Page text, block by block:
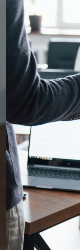
L'échelle EPADE :
pathos
L'échelle EPADE
psycho-
Accompagner et
comportementaux en
Quels outils pour
les troubles
Gérer son stress et
Sensibilisation des
du Spectre Autistique
Travailler en ESSMS
Devenir ASH